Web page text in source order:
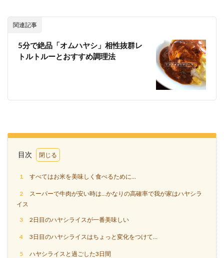
関連記事
5分で絶品「オムハヤシ」相性抜群レ
トルトルーとおすすめ調理法
目次
1 すべてはお米を美味しく食べるために…
2
スーパーで牛肉が安い時は…かなりの高確率で我が家はハヤシラ
イス
3 2日目のハヤシライスが一番美味しい
4 3日目のハヤシライスはちょっと変化をつけて…
5 ハヤシライスと過ごした3日間